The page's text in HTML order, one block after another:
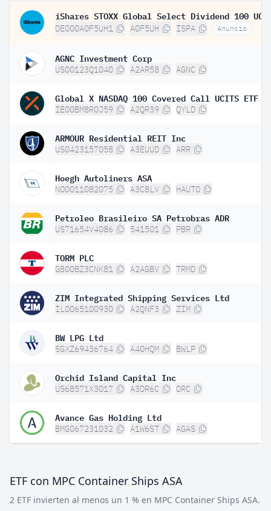
DE000A0F5UH1 A0F5UH ISPA Anuncio
AGNC Investment Corp
US00123Q1040 A2AR58 AGNC
Global X NASDAQ 100 Covered Call UCITS ETF
IE00BM8R0J59 A2QR39 QYLD
ARMOUR Residential REIT Inc
US0423157058 A3EUUD ARR
Hoegh Autoliners ASA
NO0011082075 A3C8LV HAUTO
Petroleo Brasileiro SA Petrobras ADR
US71654V4086 541501 PBR
TORM PLC
GB00BZ3CNK81 A2AGBV TRMD
ZIM Integrated Shipping Services Ltd
IL0065100930 A2QNF3 ZIM
BW LPG Ltd
SGXZ69436764 A40HQM BWLP
Orchid Island Capital Inc
US68571X3017 A3DR6C ORC
Avance Gas Holding Ltd
BMG067231032 A1W6ST AGAS
ETF con MPC Container Ships ASA
2 ETF invierten al menos un 1 % en MPC Container Ships ASA.